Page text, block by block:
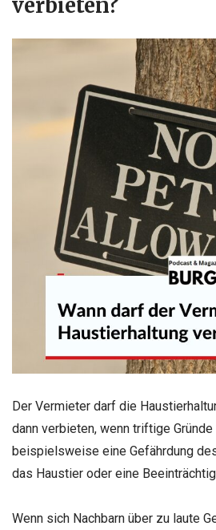
verbieten?
Der Vermieter darf die
dann verbieten, wenn triftige
beispielsweise eine Gefährdung
das Haustier oder eine
Wenn sich Nachbarn über zu laute